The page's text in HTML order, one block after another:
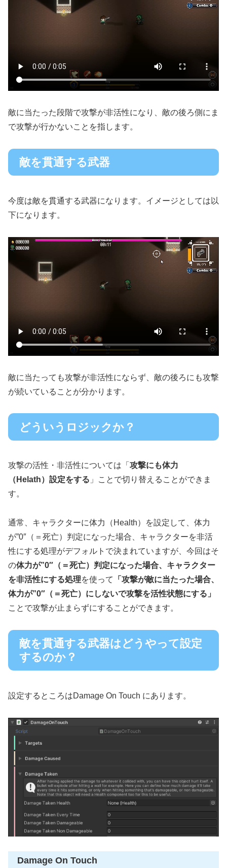
敵に当たった段階で攻撃が非活性になり、敵の後ろ側にま
で攻撃が行かないことを指します。
敵を貫通する武器
今度は敵を貫通する武器になります。イメージとしては以
下になります。
敵に当たっても攻撃が非活性にならず、敵の後ろにも攻撃
が続いていることが分かります。
どういうロジックか？
攻撃の活性・非活性については「 攻撃にも体力
（Helath）設定をする 」ことで切り替えることができま
す。
通常、キャラクターに体力（Health）を設定して、体力
が”0″（＝死亡）判定になった場合、キャラクターを非活
性にする処理がデフォルトで決まれていますが、今回はそ
の体力が”0″（＝死亡）判定になった場合、キャラクター
を非活性にする処理を使って
「攻撃が敵に当たった場合、
体力が”0″（＝死亡）にしないで攻撃を活性状態にする」
ことで攻撃が止まらずにすることができます。
敵を貫通する武器はどうやって設定
するのか？
設定するところはDamage On Touch にあります。
Damage On Touch